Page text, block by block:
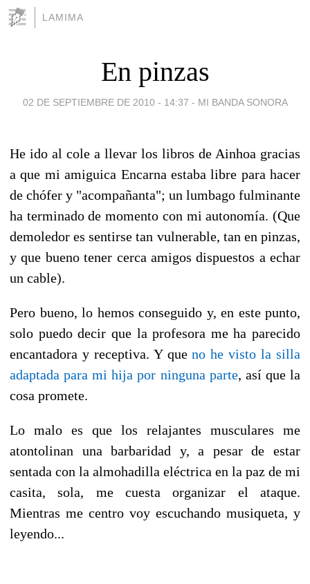
LAMIMA
En pinzas
02 DE SEPTIEMBRE DE 2010 - 14:37 - MI BANDA SONORA
He ido al cole a llevar los libros de Ainhoa gracias
a que mi amiguica Encarna estaba libre para hacer
de chófer y "acompañanta"; un lumbago fulminante
ha terminado de momento con mi autonomía. (Que
demoledor es sentirse tan vulnerable, tan en pinzas,
y que bueno tener cerca amigos dispuestos a echar
un cable).
Pero bueno, lo hemos conseguido y, en este punto,
solo puedo decir que la profesora me ha parecido
encantadora y receptiva. Y queno he visto la silla
adaptada para mi hija por ninguna parte, así que la
cosa promete.
Lo malo es que los relajantes musculares me
atontolinan una barbaridad y, a pesar de estar
sentada con la almohadilla eléctrica en la paz de mi
casita, sola, me cuesta organizar el ataque.
Mientras me centro voy escuchando musiqueta, y
leyendo...